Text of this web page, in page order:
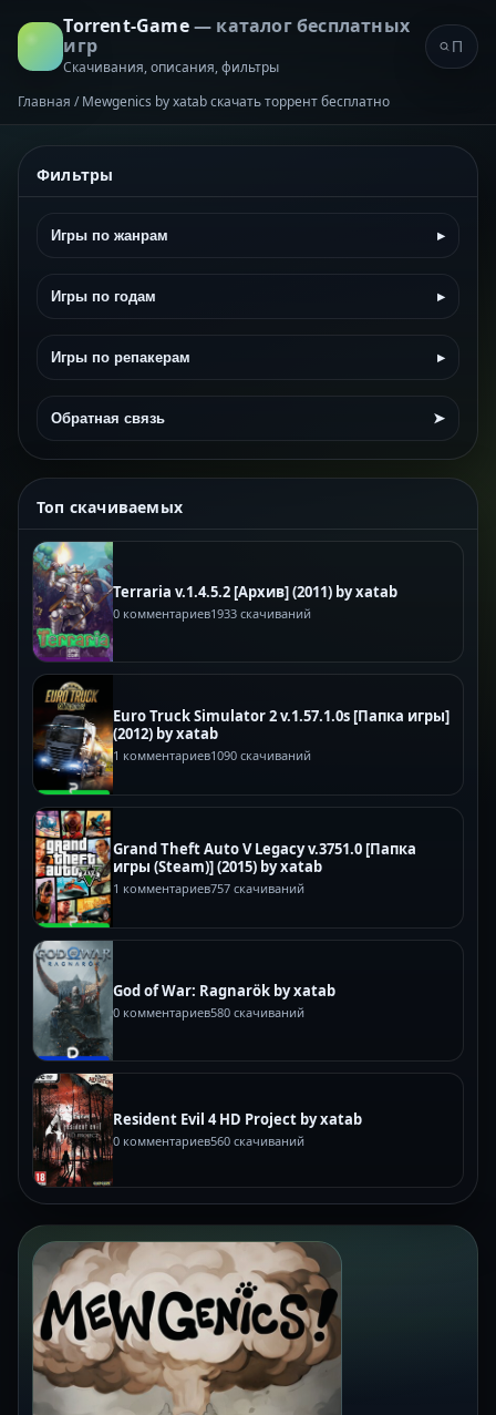
Torrent-Game— каталог бесплатных
игр
Скачивания, описания, фильтры
Главная / Mewgenics by xatab скачать торрент бесплатно
Фильтры
Игры по жанрам ▸
Игры по годам ▸
Игры по репакерам ▸
Обратная связь ➤
Топ скачиваемых
Terraria v.1.4.5.2 [Архив] (2011) by xatab
0 комментариев1933 скачиваний
Euro Truck Simulator 2 v.1.57.1.0s [Папка игры]
(2012) by xatab
1 комментариев1090 скачиваний
Grand Theft Auto V Legacy v.3751.0 [Папка
игры (Steam)] (2015) by xatab
1 комментариев757 скачиваний
God of War: Ragnarök by xatab
0 комментариев580 скачиваний
Resident Evil 4 HD Project by xatab
0 комментариев560 скачиваний